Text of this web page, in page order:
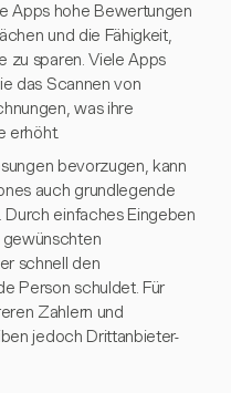
Apps hohe Bewertungen
und die Fähigkeit,
zu sparen. Viele Apps
das Scannen von
was ihre
erhöht.
bevorzugen, kann
auch grundlegende
einfaches Eingeben
schnell den
Person schuldet. Für
Zahlern und
jedoch Drittanbieter-